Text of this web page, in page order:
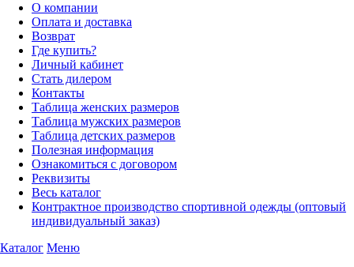
О компании
Оплата и доставка
Возврат
Где купить?
Личный кабинет
Стать дилером
Контакты
Таблица женских размеров
Таблица мужских размеров
Таблица детских размеров
Полезная информация
Ознакомиться с договором
Реквизиты
Весь каталог
Контрактное производство спортивной одежды (оптовый
индивидуальный заказ)
Каталог Меню